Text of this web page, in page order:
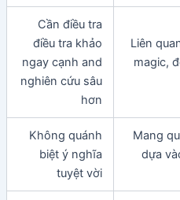
Liên
magic,
Cần điều tra
điều tra khảo
ngay cạnh and
nghiên cứu sâu
hơn
Mang
dựa
Không quánh
biệt ý nghĩa
tuyệt vời